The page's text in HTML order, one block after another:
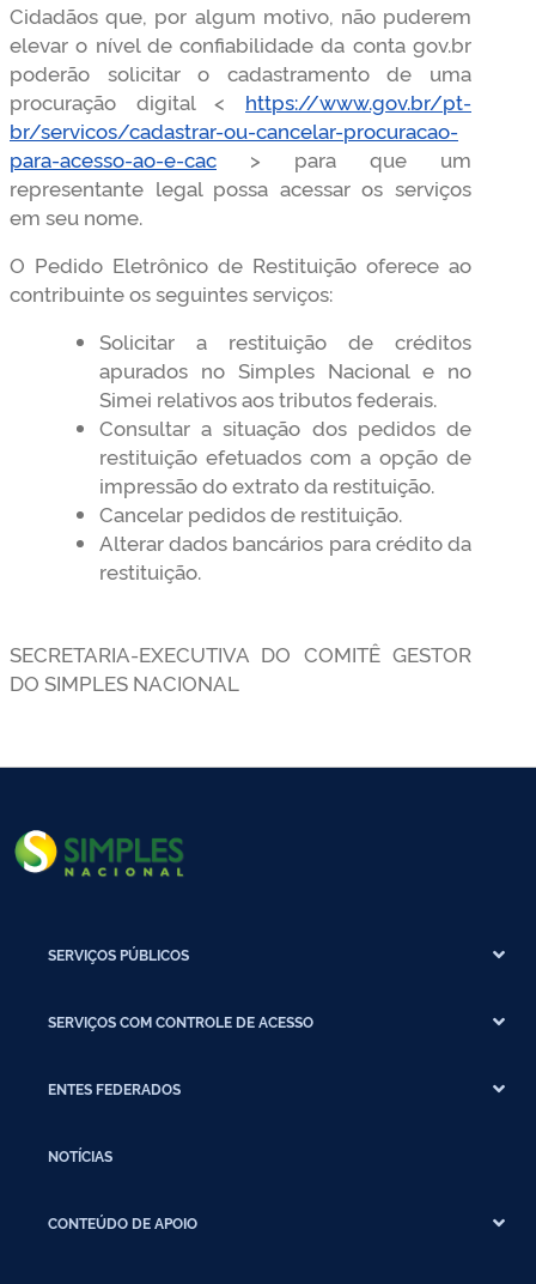
Cidadãos que, por algum motivo, não puderem
elevar o nível de confiabilidade da conta gov.br
poderão solicitar o cadastramento de uma
procuração digital < https://www.gov.br/pt-
br/servicos/cadastrar-ou-cancelar-procuracao-
para-acesso-ao-e-cac > para que um
representante legal possa acessar os serviços
em seu nome.
O Pedido Eletrônico de Restituição oferece ao
contribuinte os seguintes serviços:
Solicitar a restituição de créditos
apurados no Simples Nacional e no
Simei relativos aos tributos federais.
Consultar a situação dos pedidos de
restituição efetuados com a opção de
impressão do extrato da restituição.
Cancelar pedidos de restituição.
Alterar dados bancários para crédito da
restituição.
SECRETARIA-EXECUTIVA DO COMITÊ GESTOR
DO SIMPLES NACIONAL
SERVIÇOS PÚBLICOS
SERVIÇOS COM CONTROLE DE ACESSO
ENTES FEDERADOS
NOTÍCIAS
CONTEÚDO DE APOIO